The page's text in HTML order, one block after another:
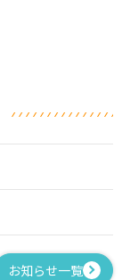
お知らせ一覧